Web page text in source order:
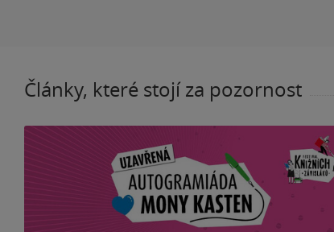
Články, které stojí za pozornost